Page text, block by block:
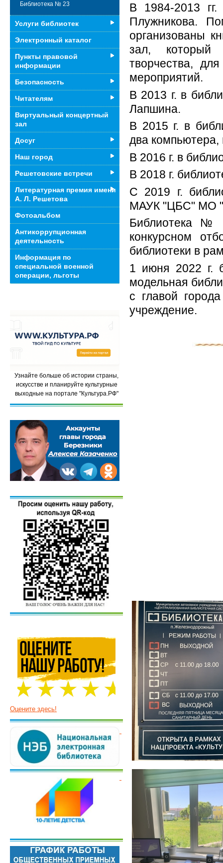
В 1984-2013
Плужникова.
организованы
зал, который
творчества,
мероприятий.
В 2013 г. в
Лапшина.
В 2015 г. в
два компьютера,
В 2016 г. в
В 2018 г.
С 2019 г.
МАУК "ЦБС" МО
Библиотека №
конкурсном
библиотеки в
1 июня 2022 г.
модельная
с главой
учреждение.
Библиотека № 23
Услуги библиотек
Электронный каталог
Пункты правовой
информации
Безопасность
Читателям
Виртуальный концертный
зал
Досуг
Наш город
Решетовские встречи
Литературная премия имени
А. Л. Решетова
Фотоальбом
Антикоррупционная
деятельность
Информация по
специальной военной
операции, льготы
Узнайте больше об истории страны,
искусстве и планируйте культурные
выходные на портале "Культура.РФ"
Оцените здесь!